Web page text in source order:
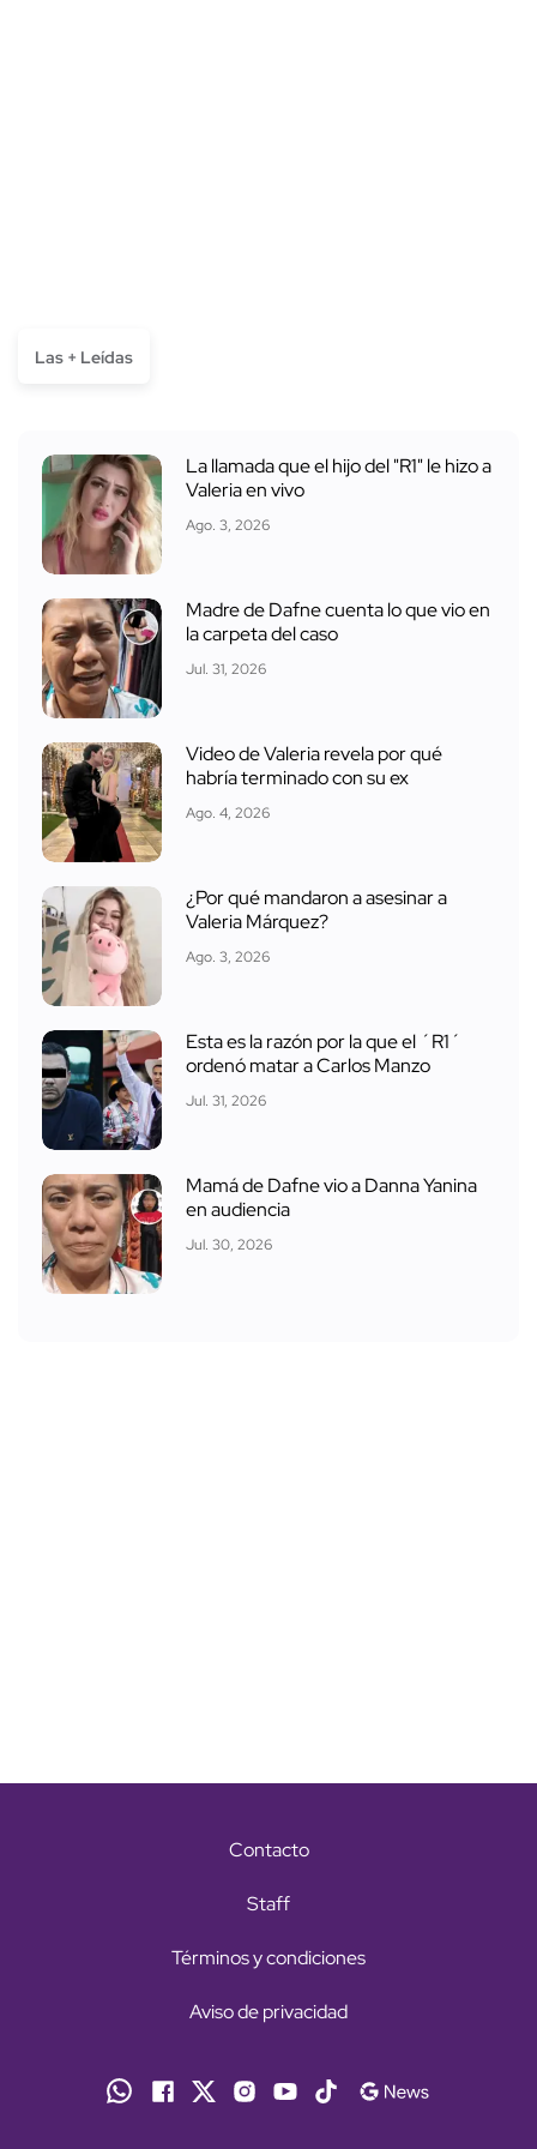
Las + Leídas
La llamada que el hijo del "R1" le hizo a
Valeria en vivo
Ago. 3, 2026
Madre de Dafne cuenta lo que vio en
la carpeta del caso
Jul. 31, 2026
Video de Valeria revela por qué
habría terminado con su ex
Ago. 4, 2026
¿Por qué mandaron a asesinar a
Valeria Márquez?
Ago. 3, 2026
Esta es la razón por la que el ´R1´
ordenó matar a Carlos Manzo
Jul. 31, 2026
Mamá de Dafne vio a Danna Yanina
en audiencia
Jul. 30, 2026
Contacto
Staff
Términos y condiciones
Aviso de privacidad